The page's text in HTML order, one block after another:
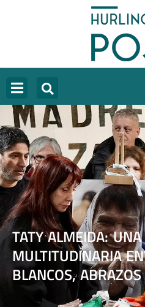
TATY ALMEIDA:
MULTITUDINARIA
BLANCOS,